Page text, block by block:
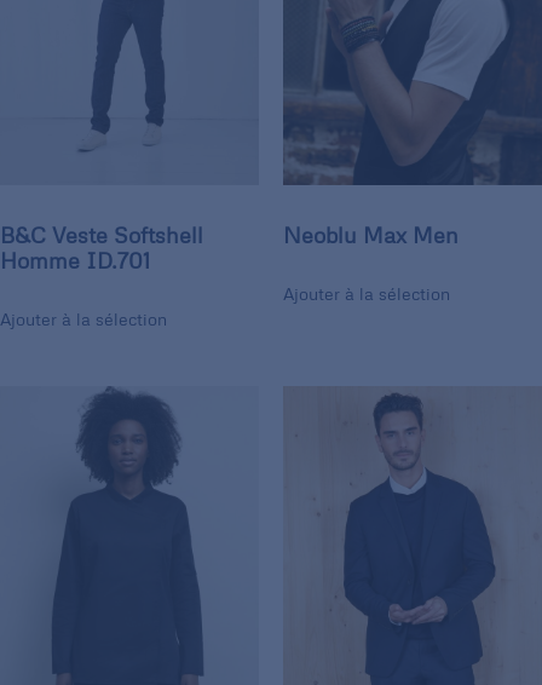
B&C Veste Softshell
Homme ID.701
Ajouter à la sélection
Neoblu Max Men
Ajouter à la sélection